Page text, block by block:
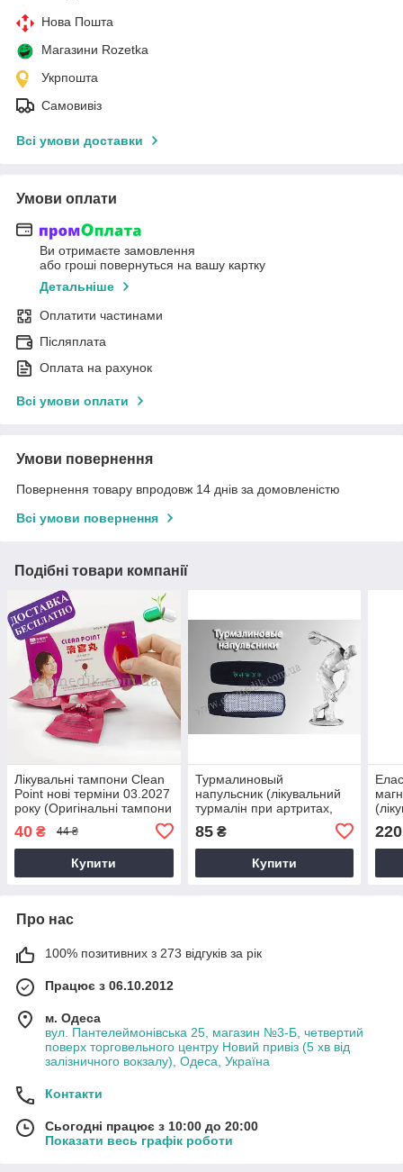
Нова Пошта
Магазини Rozetka
Укрпошта
Самовивіз
Всі умови доставки
Умови оплати
Ви отримаєте замовлення
або гроші повернуться на вашу картку
Детальніше
Оплатити частинами
Післяплата
Оплата на рахунок
Всі умови оплати
Умови повернення
Повернення товару впродовж 14 днів за домовленістю
Всі умови повернення
Подібні товари компанії
Лікувальні тампони Clean
Point нові терміни 03.2027
року (Оригінальні тампони
40 ₴ 44 ₴
Купити
Турмалиновый
напульсник (лікувальний
турмалін при артритах,
85₴
Купити
220
Про нас
100% позитивних з 273 відгуків за рік
Працює з 06.10.2012
м. Одеса
вул. Пантелеймонівська 25, магазин №3-Б, четвертий
поверх торговельного центру Новий привіз (5 хв від
залізничного вокзалу), Одеса, Україна
Контакти
Сьогодні працює з 10:00 до 20:00
Показати весь графік роботи